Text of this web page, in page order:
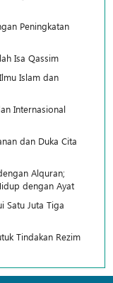
Peningkatan
Isa Qassim
Islam dan
Internasional
dan Duka Cita
Alquran;
dengan Ayat
Satu Juta Tiga
Tindakan Rezim